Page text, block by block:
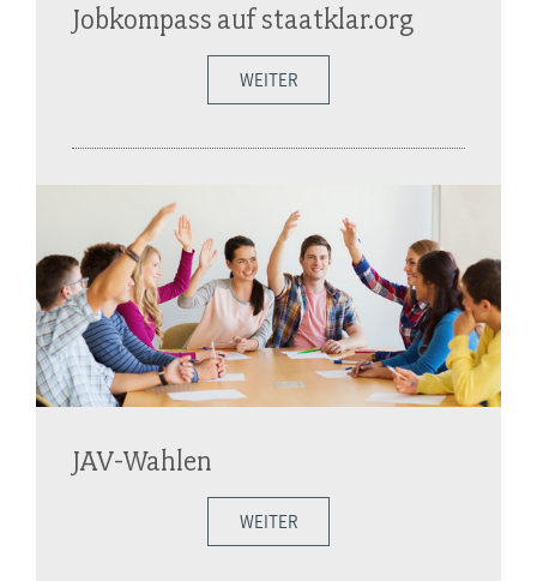
Jobkompass auf staatklar.org
WEITER
JAV-Wahlen
WEITER